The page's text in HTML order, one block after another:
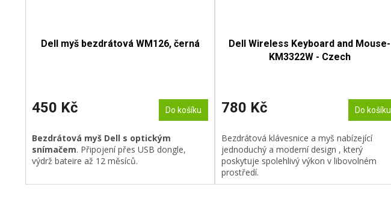
Dell myš bezdrátová WM126, černá
450 Kč Do košíku
Bezdrátová myš Dell s optickým
snímačem. Připojení přes USB dongle,
výdrž bateire až 12 měsíců.
Dell Wireless Keyboard and Mouse-
KM3322W - Czech
780 Kč Do košíku
Bezdrátová klávesnice a myš nabízející
jednoduchý a moderní design , který
poskytuje spolehlivý výkon v libovolném
prostředí.